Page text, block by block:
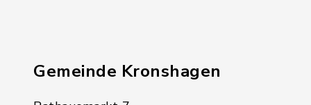
Gemeinde Kronshagen